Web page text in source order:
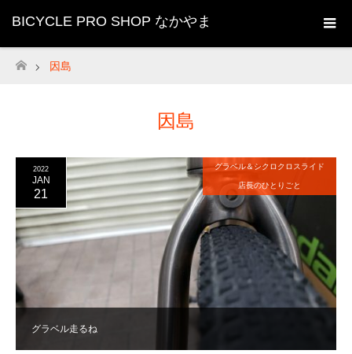
BICYCLE PRO SHOP なかやま
ホーム
因島
因島
グラベル走るね
2022
JAN
21
グラベル＆シクロクロスライド
店長のひとりごと